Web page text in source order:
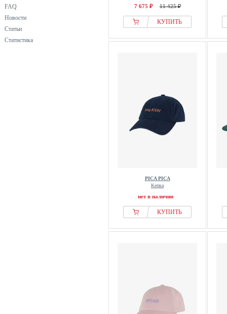
FAQ
Новости
Статьи
Статистика
7 675 ₽ 11 425 ₽
КУПИТЬ
PICA PICA
Кепка
нет в наличии
КУПИТЬ